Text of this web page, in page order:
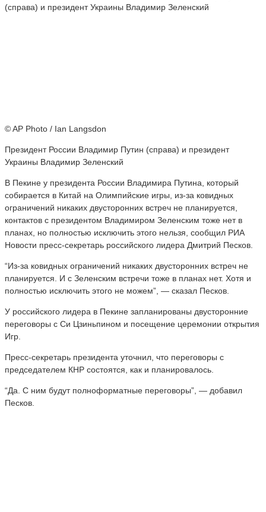
(справа) и президент Украины Владимир Зеленский
© AP Photo / Ian Langsdon
Президент России Владимир Путин (справа) и президент
Украины Владимир Зеленский
В Пекине у президента России Владимира Путина, который
собирается в Китай на Олимпийские игры, из-за ковидных
ограничений никаких двусторонних встреч не планируется,
контактов с президентом Владимиром Зеленским тоже нет в
планах, но полностью исключить этого нельзя, сообщил РИА
Новости пресс-секретарь российского лидера Дмитрий Песков.
“Из-за ковидных ограничений никаких двусторонних встреч не
планируется. И с Зеленским встречи тоже в планах нет. Хотя и
полностью исключить этого не можем”, — сказал Песков.
У российского лидера в Пекине запланированы двусторонние
переговоры с Си Цзиньпином и посещение церемонии открытия
Игр.
Пресс-секретарь президента уточнил, что переговоры с
председателем КНР состоятся, как и планировалось.
“Да. С ним будут полноформатные переговоры”, — добавил
Песков.